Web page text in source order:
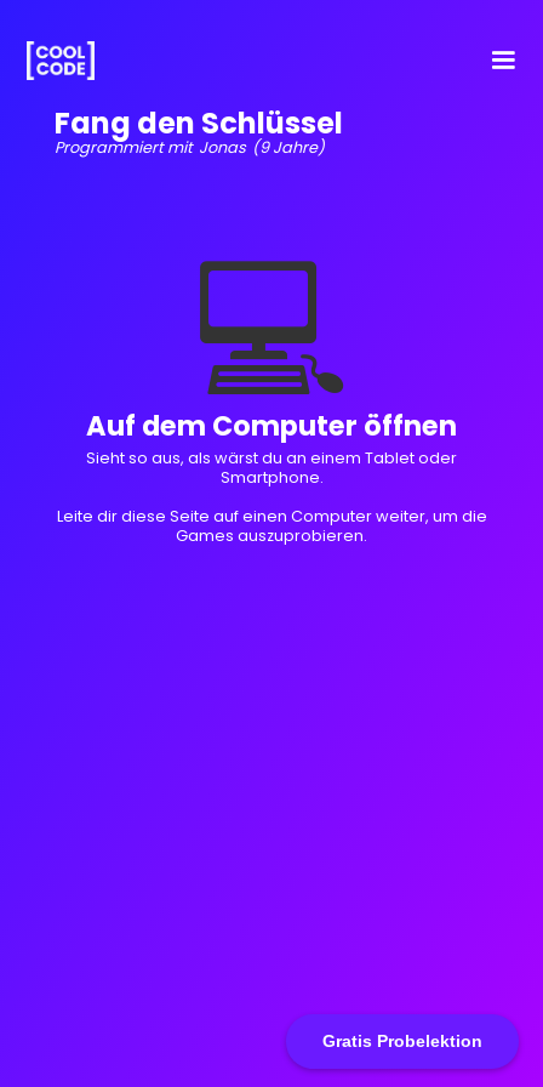
Gratis Probelektion
Fang den Schlüssel
Programmiert mit Jonas (9 Jahre)
💻
Auf dem Computer öffnen
Sieht so aus, als wärst du an einem Tablet oder
Smartphone.
Leite dir diese Seite auf einen Computer weiter, um die
Games auszuprobieren.